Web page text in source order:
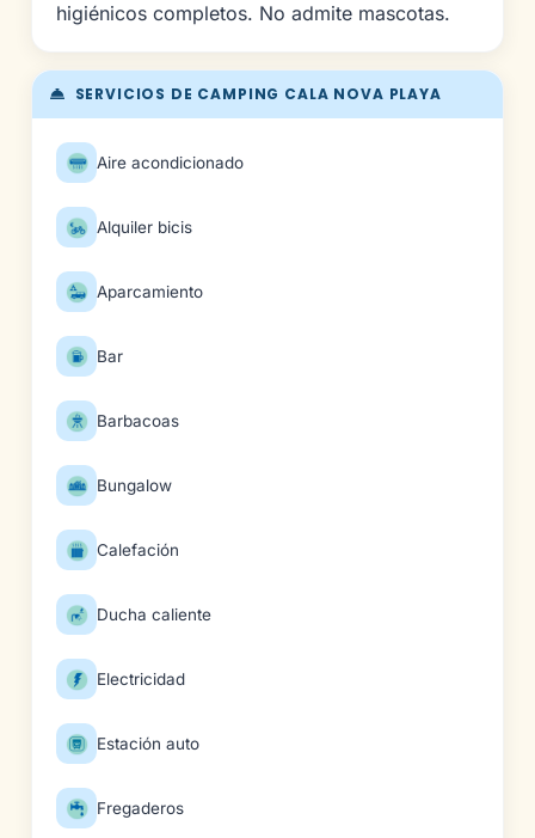
SERVICIOS DE CAMPING CALA NOVA PLAYA
Aire acondicionado
Alquiler bicis
Aparcamiento
Bar
Barbacoas
Bungalow
Calefación
Ducha caliente
Electricidad
Estación auto
Fregaderos
higiénicos completos. No admite mascotas.